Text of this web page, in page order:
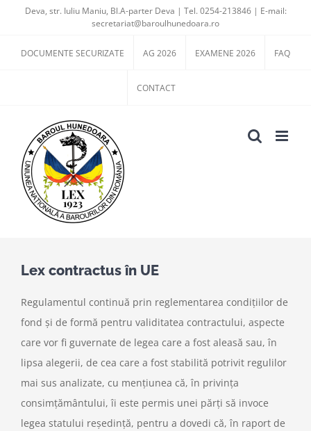
content
Deva, str. Iuliu Maniu, Bl.A-parter Deva | Tel. 0254-213846 | E-mail:
secretariat@baroulhunedoara.ro
DOCUMENTE SECURIZATE AG 2026 EXAMENE 2026 FAQ
CONTACT
Lex contractus în UE
Regulamentul continuă prin reglementarea condițiilor de
fond și de formă pentru validitatea contractului, aspecte
care vor fi guvernate de legea care a fost aleasă sau, în
lipsa alegerii, de cea care a fost stabilită potrivit regulilor
mai sus analizate, cu mențiunea că, în privința
consimțământului, îi este permis unei părți să invoce
legea statului reședință, pentru a dovedi că, în raport de